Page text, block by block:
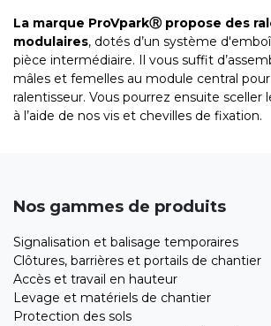
La marque ProVparkⓇ propose des
modulaires, dotés d’un système
pièce intermédiaire. Il vous suffit
mâles et femelles au module central
ralentisseur. Vous pourrez ensuite sceller
à l’aide de nos vis et chevilles de fixation.
Nos gammes de produits
Signalisation et balisage temporaires
Clôtures, barrières et portails de chantier
Accès et travail en hauteur
Levage et matériels de chantier
Protection des sols